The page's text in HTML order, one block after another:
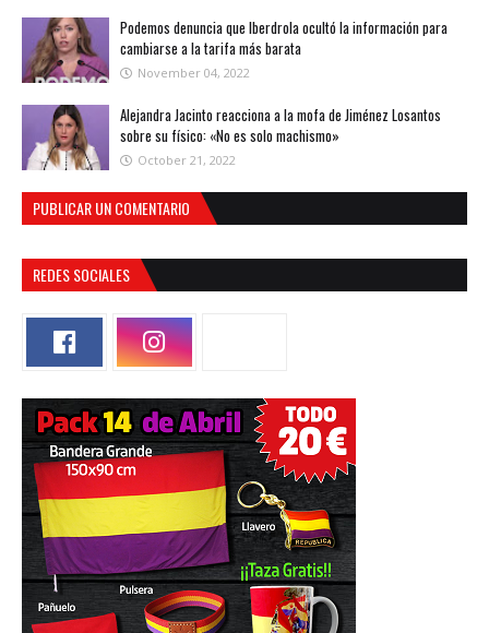
Podemos denuncia que Iberdrola ocultó la información para
cambiarse a la tarifa más barata
November 04, 2022
Alejandra Jacinto reacciona a la mofa de Jiménez Losantos
sobre su físico: «No es solo machismo»
October 21, 2022
PUBLICAR UN COMENTARIO
REDES SOCIALES